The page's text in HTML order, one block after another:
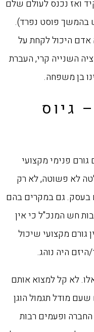
ואז נכנס לעולם שלם
בהמשך פוסט נפרד).
היכול לקחת על
השנייה קרי, העברת
בן משפחה.
גיוס
פנימי מקצועי
לא פשוטה, לא רק
בעסק. גם במקרים בהם
חש המנכ"ל כי אין
גורם מקצועי שיכול
היה נוהג.
לא קל למצוא אותם
מודל תגמול הוגן
החברה ופעמים רבות